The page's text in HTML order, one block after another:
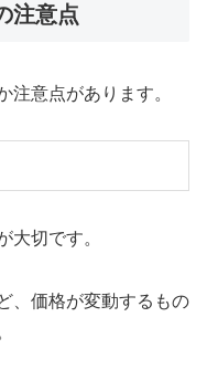
注意点
注意点があります。
大切です。
、価格が変動するもの